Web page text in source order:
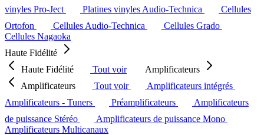
vinyles Pro-Ject
Platines vinyles Audio-Technica
Cellules
Ortofon
Cellules Audio-Technica
Cellules Grado
Cellules Nagaoka
Haute Fidélité
Haute Fidélité
Tout voir
Amplificateurs
Amplificateurs
Tout voir
Amplificateurs intégrés
Amplificateurs - Tuners
Préamplificateurs
Amplificateurs
de puissance Stéréo
Amplificateurs de puissance Mono
Amplificateurs Multicanaux